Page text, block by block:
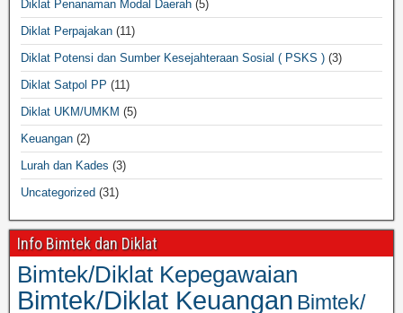
Diklat Penanaman Modal Daerah (5)
Diklat Perpajakan (11)
Diklat Potensi dan Sumber Kesejahteraan Sosial ( PSKS ) (3)
Diklat Satpol PP (11)
Diklat UKM/UMKM (5)
Keuangan (2)
Lurah dan Kades (3)
Uncategorized (31)
Info Bimtek dan Diklat
Bimtek/Diklat Kepegawaian
Bimtek/Diklat Keuangan Bimtek/